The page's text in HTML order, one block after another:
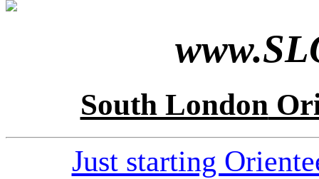
South London
Just starting